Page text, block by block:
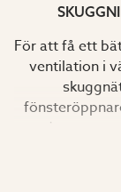
För att få ett
ventilation i
den